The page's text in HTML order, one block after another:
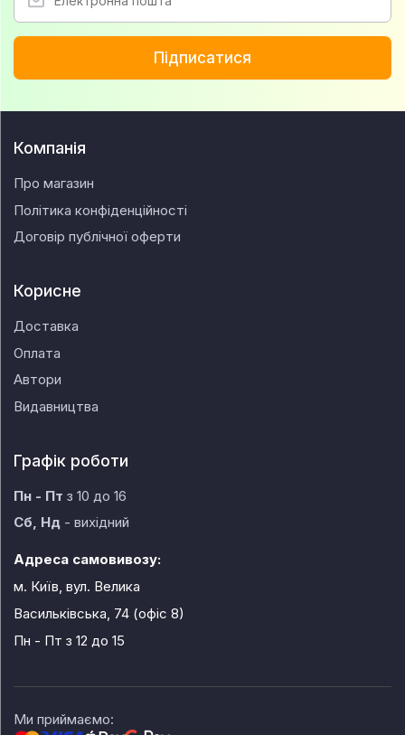
Підписатися
Компанія
Про магазин
Політика конфіденційності
Договір публічної оферти
Корисне
Доставка
Оплата
Автори
Видавництва
Графік роботи
Пн - Пт з 10 до 16
Сб, Нд - вихідний
Адреса самовивозу:
м. Київ, вул. Велика
Васильківська, 74 (офіс 8)
Пн - Пт з 12 до 15
Ми приймаємо: